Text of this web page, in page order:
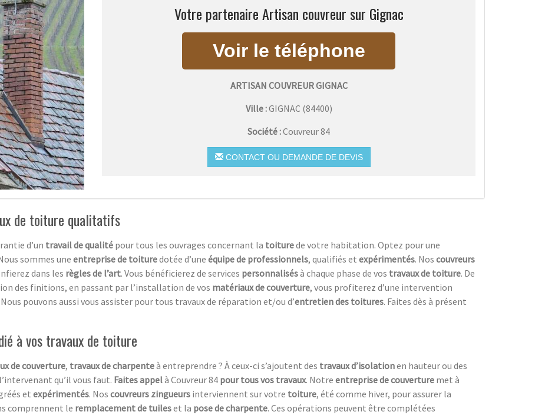
Votre partenaire Artisan couvreur sur Gignac
ARTISAN COUVREUR GIGNAC
Ville :GIGNAC(84400)
Société :Couvreur 84
CONTACT OU DEMANDE DE DEVIS
de toiture qualitatifs
d’un travail de qualité pour tous les ouvrages concernant la toiturede votre habitation. Optez pour une
sommes une entreprise de toituredotée d’une équipe de professionnels, qualifiés et expérimentés. Nos couvreurs
dans les règles de l’art. Vous bénéficierez de services personnalisésà chaque phase de vos travaux de toiture. De
des finitions, en passant par l’installation de vos matériaux de couverture, vous profiterez d’une intervention
Nous pouvons aussi vous assister pour tous travaux de réparation et/ou d’entretien des toitures. Faites dès à présent
à vos travaux de toiture
de couverture, travaux de charpenteà entreprendre ? À ceux-ci s’ajoutent des travaux d’isolationen hauteur ou des
qu’il vous faut. Faites appelà Couvreur 84 pour tous vos travaux. Notre entreprise de couverture met à
etexpérimentés. Nos couvreurs zingueurs interviennent sur votre toiture, été comme hiver, pour assurer la
comprennent le remplacement de tuileset la pose de charpente. Ces opérations peuvent être complétées